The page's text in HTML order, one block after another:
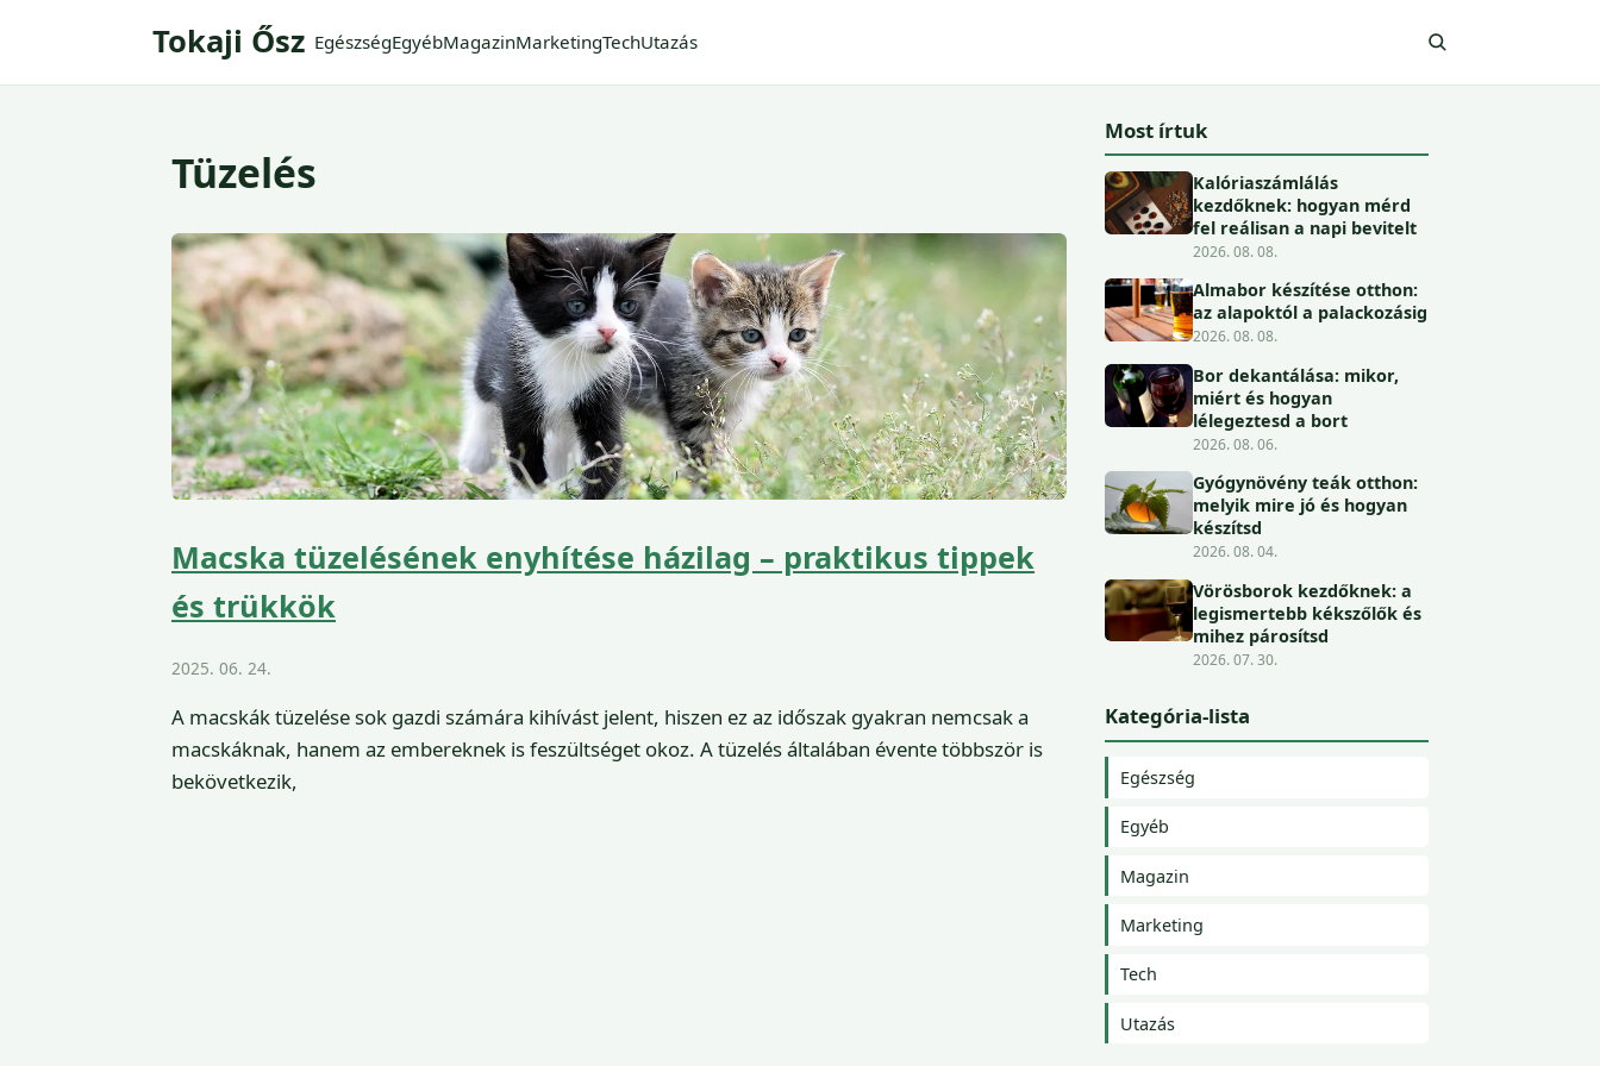
Tokaji Ősz EgészségEgyébMagazinMarketingTechUtazás
Tüzelés
Macska tüzelésének enyhítése házilag – praktikus tippek
és trükkök
2025. 06. 24.
A macskák tüzelése sok gazdi számára kihívást jelent, hiszen ez az időszak gyakran nemcsak a
macskáknak, hanem az embereknek is feszültséget okoz. A tüzelés általában évente többször is
bekövetkezik,
Most írtuk
Kalóriaszámlálás
kezdőknek: hogyan mérd
fel reálisan a napi bevitelt
2026. 08. 08.
Almabor készítése otthon:
az alapoktól a palackozásig
2026. 08. 08.
Bor dekantálása: mikor,
miért és hogyan
lélegeztesd a bort
2026. 08. 06.
Gyógynövény teák otthon:
melyik mire jó és hogyan
készítsd
2026. 08. 04.
Vörösborok kezdőknek: a
legismertebb kékszőlők és
mihez párosítsd
2026. 07. 30.
Kategória-lista
Egészség
Egyéb
Magazin
Marketing
Tech
Utazás